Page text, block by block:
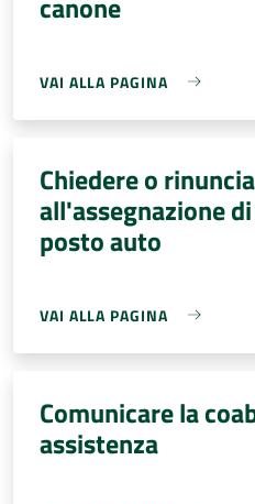
VAI ALLA PAGINA
Chiedere o
all'assegnazione
posto auto
VAI ALLA PAGINA
Comunicare la
assistenza